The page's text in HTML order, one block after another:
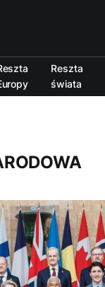
Reszta
świata